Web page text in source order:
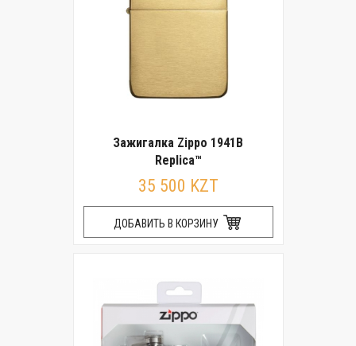
Зажигалка Zippo 1941B
Replica™
35 500 KZT
ДОБАВИТЬ В КОРЗИНУ